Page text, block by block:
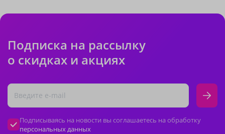
Подписка на рассылку
о скидках и акциях
Подписываясь на новости вы соглашаетесь на обработку
персональных данных